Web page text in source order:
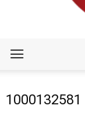
1000132581